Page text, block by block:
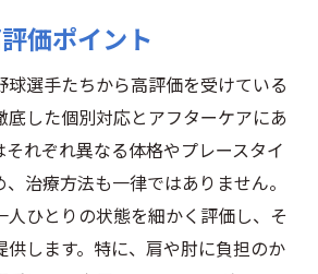
価ポイント
選手たちから高評価を受けている
底した個別対応とアフターケアにあ
それぞれ異なる体格やプレースタイ
治療方法も一律ではありません。
人ひとりの状態を細かく評価し、そ
供します。特に、肩や肘に負担のか